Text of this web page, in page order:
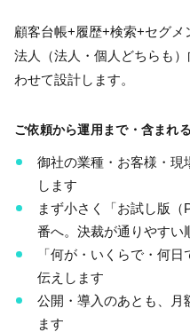
顧客台帳+履歴+検索+セグ
法人（法人・個人どちらも
わせて設計します。
ご依頼から運用まで・含まれ
御社の業種・お客様・現
します
まず小さく「お試し版
番へ。決裁が通りやすい
「何が・いくらで・何
伝えします
公開・導入のあとも、月
ます